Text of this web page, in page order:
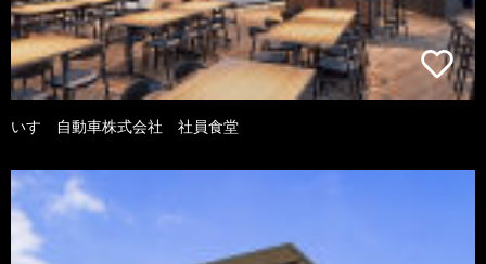
いすゞ自動車株式会社 社員食堂